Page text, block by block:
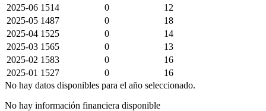
2025-06 1514 0
12
2025-05 1487 0
18
2025-04 1525 0
14
2025-03 1565 0
13
2025-02 1583 0
16
2025-01 1527 0
16
No hay datos disponibles para el año seleccionado.
No hay información financiera disponible